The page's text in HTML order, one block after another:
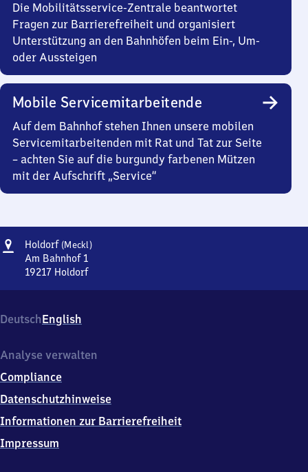
Die Mobilitätsservice-Zentrale beantwortet
Fragen zur Barrierefreiheit und organisiert
Unterstützung an den Bahnhöfen beim Ein-, Um-
oder Aussteigen
Mobile Servicemitarbeitende
Auf dem Bahnhof stehen Ihnen unsere mobilen
Servicemitarbeitenden mit Rat und Tat zur Seite
– achten Sie auf die burgundy farbenen Mützen
mit der Aufschrift „Service“
Adresse
Holdorf (Meckl)Holdorf
Am Bahnhof 1
19217 Holdorf
Am
Bahnhof
1
2
1
Holdorf
DeutschEnglish
Analyse verwalten
Compliance
Datenschutzhinweise
Informationen zur Barrierefreiheit
Impressum